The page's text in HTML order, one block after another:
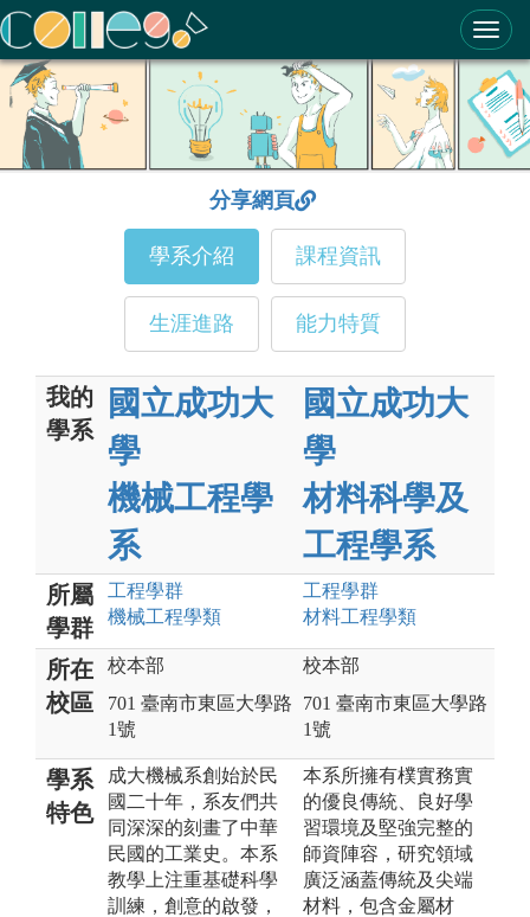
ColleGo! 大學選才與高中育才輔助系統
分享網頁
學系介紹 課程資訊
生涯進路 能力特質
我的
學系
國立成功大
學
機械工程學
系
國立成功大
學
材料科學及
工程學系
所屬
學群
工程學群
機械工程學類
工程學群
材料工程學類
所在
校區
校本部
701 臺南市東區大學路
1號
校本部
701 臺南市東區大學路
1號
學系
特色
成大機械系創始於民
國二十年，系友們共
同深深的刻畫了中華
民國的工業史。本系
教學上注重基礎科學
訓練，創意的啟發，
本系所擁有樸實務實
的優良傳統、良好學
習環境及堅強完整的
師資陣容，研究領域
廣泛涵蓋傳統及尖端
材料，包含金屬材